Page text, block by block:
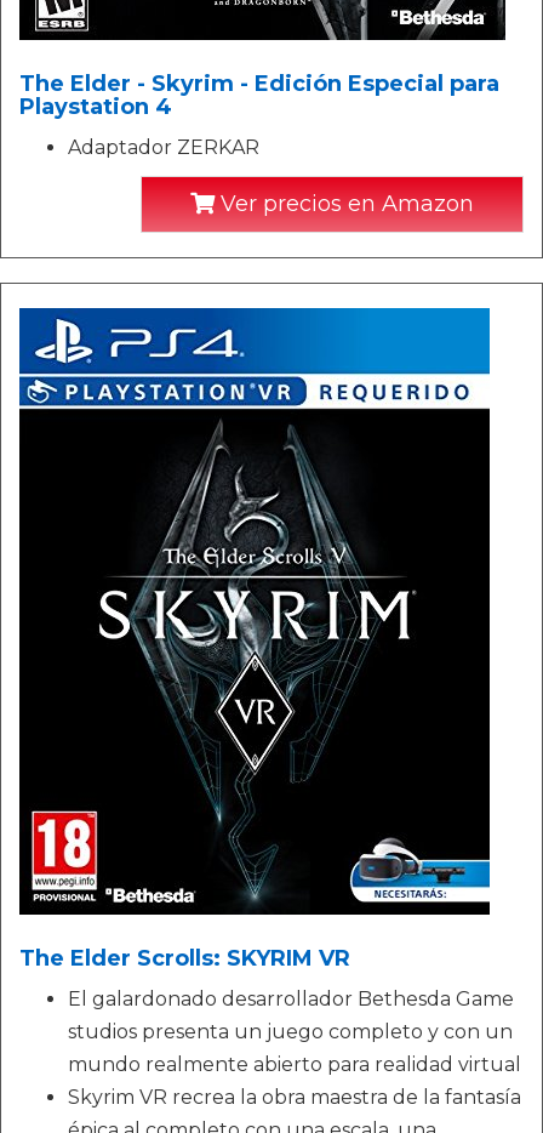
The Elder - Skyrim - Edición Especial para
Playstation 4
Adaptador ZERKAR
Ver precios en Amazon
The Elder Scrolls: SKYRIM VR
El galardonado desarrollador Bethesda Game
studios presenta un juego completo y con un
mundo realmente abierto para realidad virtual
Skyrim VR recrea la obra maestra de la fantasía